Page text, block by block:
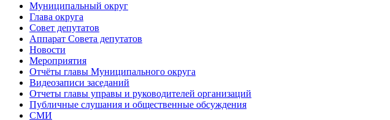
Муниципальный округ
Глава округа
Совет депутатов
Аппарат Совета депутатов
Новости
Мероприятия
Отчёты главы Муниципального округа
Видеозаписи заседаний
Отчеты главы управы и руководителей организаций
Публичные слушания и общественные обсуждения
СМИ